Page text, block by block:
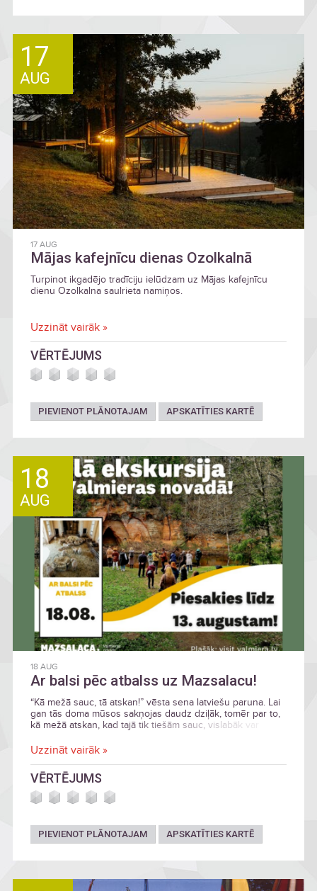
17
AUG
17 AUG
Mājas kafejnīcu dienas Ozolkalnā
Turpinot ikgadējo tradīciju ielūdzam uz Mājas kafejnīcu
dienu Ozolkalna saulrieta namiņos.
Uzzināt vairāk »
VĒRTĒJUMS
PIEVIENOT PLĀNOTAJAM APSKATĪTIES KARTĒ
18
AUG
18 AUG
Ar balsi pēc atbalss uz Mazsalacu!
“Kā mežā sauc, tā atskan!” vēsta sena latviešu paruna. Lai
gan tās doma mūsos sakņojas daudz dziļāk, tomēr par to,
kā mežā atskan, kad tajā tik tiešām sauc, vislabāk var
Lielās Valmieras novada autobusu ekskursijas cikla trešo
norisināsies 18. augustā!
Uzzināt vairāk »
VĒRTĒJUMS
PIEVIENOT PLĀNOTAJAM APSKATĪTIES KARTĒ